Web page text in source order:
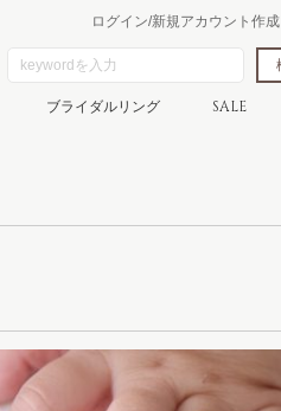
ブライダルリング SALE
ログイン/新規アカウント作成